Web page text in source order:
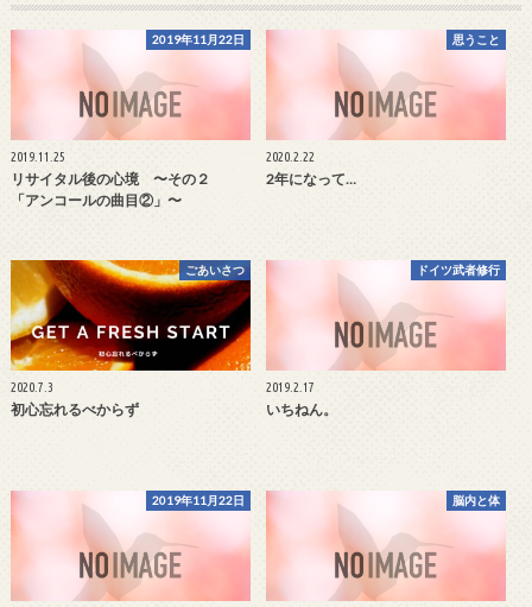
2019年11月22日
2019.11.25
リサイタル後の心境 〜その２
「アンコールの曲目②」〜
思うこと
2020.2.22
2年になって…
ごあいさつ
2020.7.3
初心忘れるべからず
ドイツ武者修行
2019.2.17
いちねん。
2019年11月22日 脳内と体